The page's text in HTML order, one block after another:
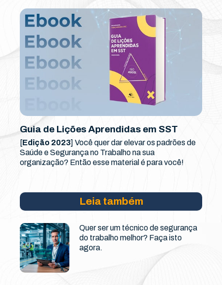
Guia de Lições Aprendidas em SST
[Edição 2023] Você quer dar elevar os padrões de
Saúde e Segurança no Trabalho na sua
organização? Então esse material é para você!
Leia também
Quer ser um técnico de segurança
do trabalho melhor? Faça isto
agora.